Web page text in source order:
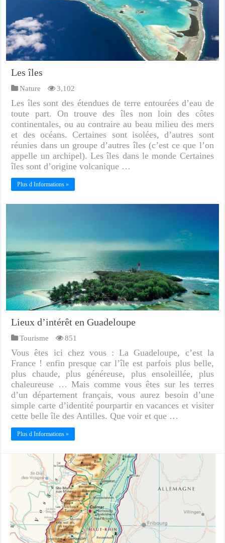
Les îles
Nature 3,102
Les îles sont des étendues de terre entourées d’eau de
toute part. On trouve des îles non loin des côtes
continentales, ou au contraire au beau milieu des mers
et des océans. Certaines sont isolées, d’autres sont
réunies dans un groupe d’autres îles (c’est ce que l’on
appelle un archipel). Les îles dans le monde Certaines
îles sont d’origine volcanique …
Plus d Informations »
Lieux d’intérêt en Guadeloupe
Tourisme 851
Vous êtes ici chez vous : La Guadeloupe, c’est la
France ! enfin presque car l’île est parfois plus belle,
plus chaude, plus généreuse, plus ensoleillée, plus
chaleureuse … Mais comme vous êtes sur les terres
d’un département français, vous aurez besoin d’une
simple carte d’identité pourpartir en vacances et visiter
cette belle île des Antilles. Que voir et que …
Plus d Informations »